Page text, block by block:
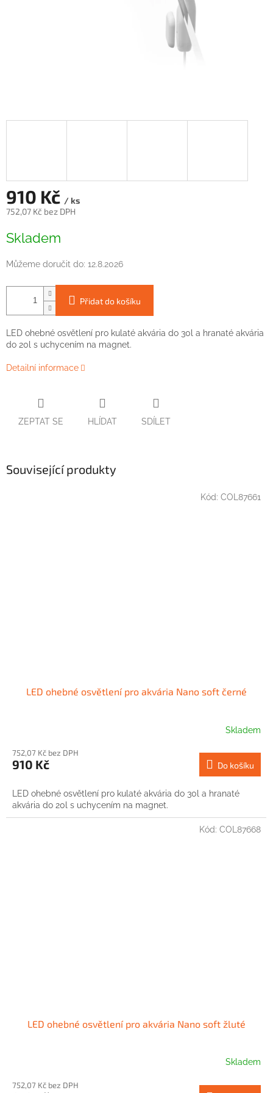
910 Kč / ks
752,07 Kč bez DPH
cena:
Skladem
Můžeme doručit do: 12.8.2026
Přidat do košíku
LED ohebné osvětlení pro kulaté akvária do 30l a hranaté akvária
do 20l s uchycením na magnet.
Detailní informace
ZEPTAT SE HLÍDAT SDÍLET
Související produkty
LED ohebné osvětlení pro akvária Nano soft černé
Skladem
752,07 Kč bez DPH
910 Kč Do košíku
LED ohebné osvětlení pro kulaté akvária do 30l a hranaté
akvária do 20l s uchycením na magnet.
Kód: COL87661
LED ohebné osvětlení pro akvária Nano soft žluté
Skladem
752,07 Kč bez DPH
Kód: COL87668